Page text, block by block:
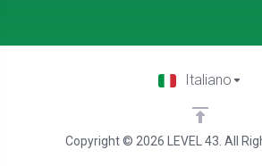
Copyright © 2026 LEVEL 43. All
Italiano